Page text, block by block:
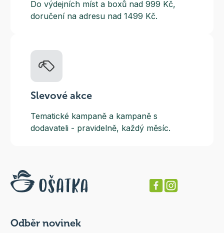
Do výdejních míst a boxů nad 999 Kč,
doručení na adresu nad 1499 Kč.
Slevové akce
Tematické kampaně a kampaně s
dodavateli - pravidelně, každý měsíc.
Odběr novinek